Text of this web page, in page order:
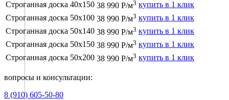
Строганная доска 40х150 38 990 Р/м3 купить в 1 клик
Строганная доска 50х100 38 990 Р/м3 купить в 1 клик
Строганная доска 50х140 38 990 Р/м3 купить в 1 клик
Строганная доска 50х150 38 990 Р/м3 купить в 1 клик
Строганная доска 50х200 38 990 Р/м3 купить в 1 клик
вопросы и консультации:
8 (910) 605-50-80